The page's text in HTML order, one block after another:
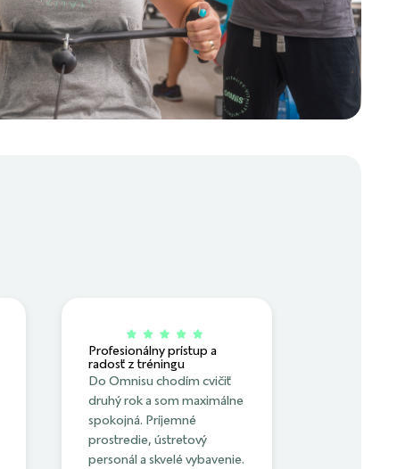
Profesionálny prístup a
radosť z tréningu
Do Omnisu chodím cvičiť
druhý rok a som maximálne
spokojná. Príjemné
prostredie, ústretový
personál a skvelé vybavenie.